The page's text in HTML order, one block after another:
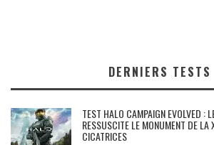
DERNIERS TESTS
TEST HALO CAMPAIGN EVOLVED :
RESSUSCITE LE MONUMENT DE LA
CICATRICES